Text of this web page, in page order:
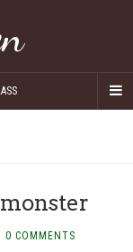
0 COMMENTS